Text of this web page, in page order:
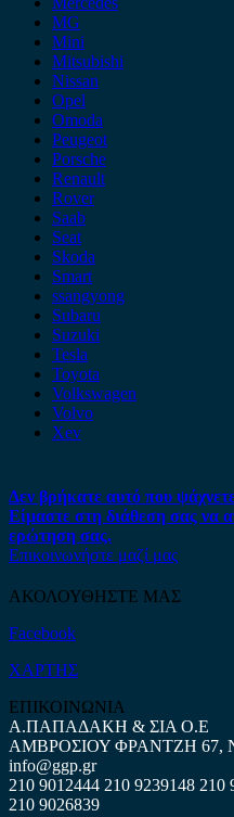
MG
Mini
Mitsubishi
Nissan
Opel
Omoda
Peugeot
Porsche
Renault
Rover
Saab
Seat
Skoda
Smart
ssangyong
Subaru
Suzuki
Tesla
Toyota
Volkswagen
Volvo
Xev
Δεν βρήκατε αυτό που
Είμαστε στη διάθεση σας να
ερώτηση σας.
Επικοινωνήστε μαζί μας
ΑΚΟΛΟΥΘΗΣΤΕ ΜΑΣ
Facebook
ΧΑΡΤΗΣ
ΕΠΙΚΟΙΝΩΝΙΑ
Α.ΠΑΠΑΔΑΚΗ & ΣΙΑ Ο.Ε
ΑΜΒΡΟΣΙΟΥ ΦΡΑΝΤΖΗ 67,
info@ggp.gr
210 9012444 210 9239148 210
210 9026839